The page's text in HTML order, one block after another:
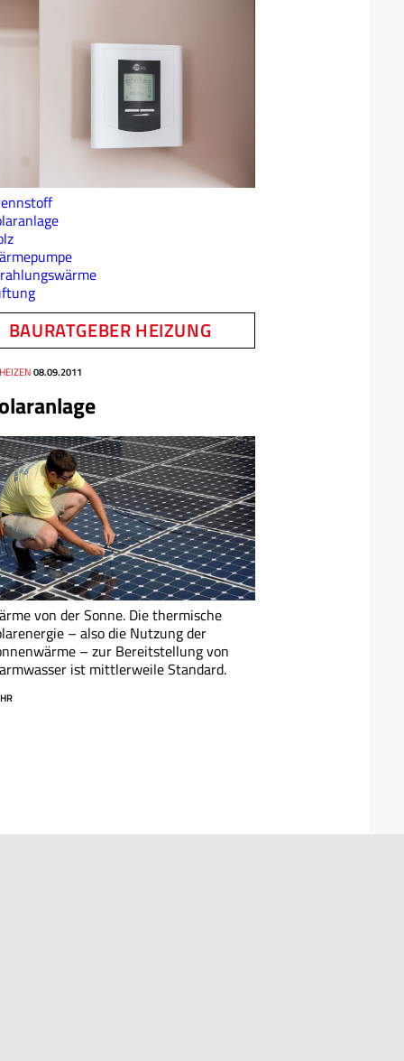
BAURATGEBER HEIZUNG
08.09.2011
von der Sonne. Die thermische
– also die Nutzung der
– zur Bereitstellung von
ist mittlerweile Standard.